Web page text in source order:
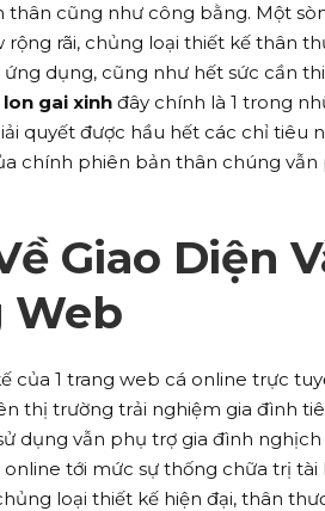
cũng như công bằng. Một
rãi, chủng loại thiết kế thân
dụng, cũng như hết sức cần
lon gai xinh đây chính là 1 trong
quyết được hầu hết các chỉ tiêu
chính phiên bản thân chúng
Giao Diện
Web
của 1 trang web cá online trực
thị trường trải nghiệm gia đình
dụng vẫn phụ trợ gia đình
tới mức sự thống chữa trị tài
loại thiết kế hiện đại, thân